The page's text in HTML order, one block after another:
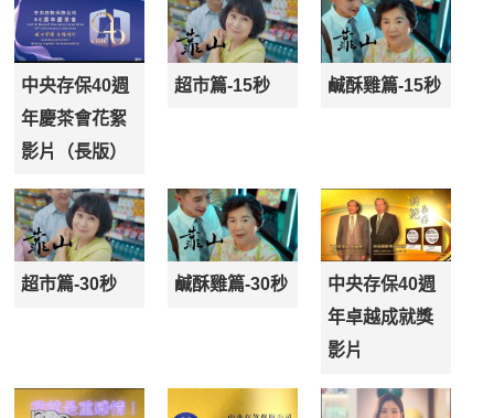
中央存保40週
年慶茶會花絮
影片（長版）
超市篇-15秒 鹹酥雞篇-15秒
超市篇-30秒 鹹酥雞篇-30秒
中央存保40週
年卓越成就獎
影片